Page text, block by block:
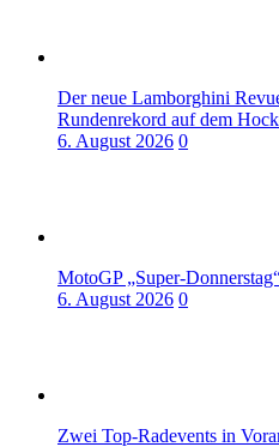
Der neue Lamborghini
Rundenrekord auf dem
6. August 2026 0
MotoGP „Super-
6. August 2026 0
Zwei Top-Radevents in